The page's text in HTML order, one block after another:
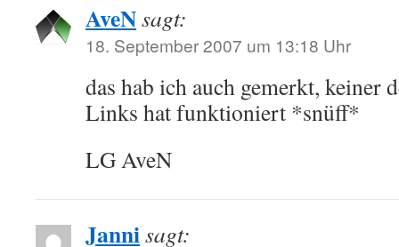
AveNsagt:
18. September 2007 um 13:18 Uhr
das hab ich auch gemerkt, keiner
Links hat funktioniert *snüff*
LG AveN
Jannisagt: